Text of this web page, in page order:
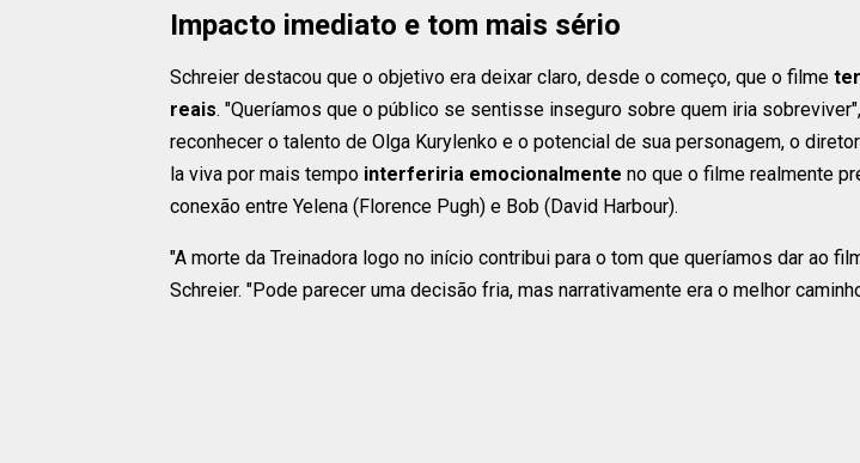
Impacto imediato e tom mais sério
Schreier destacou que o objetivo era deixar claro, desde o começo, que o filme
reais. "Queríamos que o público se sentisse inseguro sobre quem iria
reconhecer o talento de Olga Kurylenko e o potencial de sua personagem, o
la viva por mais tempo interferiria emocionalmente no que o filme realmente
conexão entre Yelena (Florence Pugh) e Bob (David Harbour).
"A morte da Treinadora logo no início contribui para o tom que queríamos dar ao
Schreier. "Pode parecer uma decisão fria, mas narrativamente era o melhor